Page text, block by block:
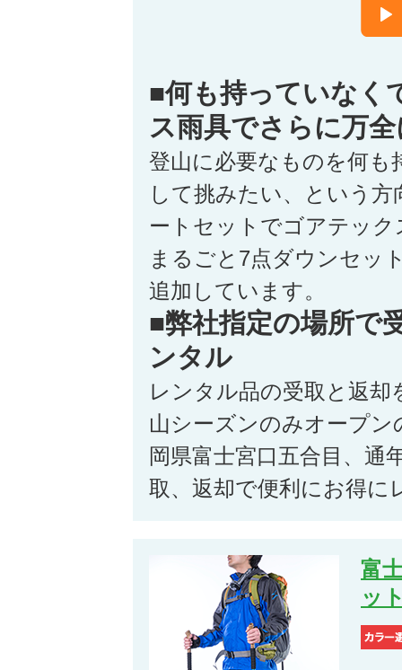
■何も持っていなく
ス雨具でさらに万全
登山に必要なものを何も
して挑みたい、という
ートセットでゴアテッ
まるごと7点ダウンセッ
追加しています。
■弊社指定の場所で
ンタル
レンタル品の受取と返却
山シーズンのみオープン
岡県富士宮口五合目、通
取、返却で便利にお得に
富
ッ